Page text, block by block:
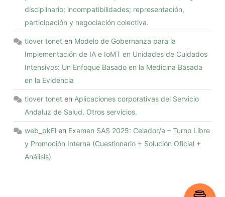
disciplinario; incompatibilidades; representación,
participación y negociación colectiva.
tlover tonet en Modelo de Gobernanza para la
Implementación de IA e IoMT en Unidades de Cuidados
Intensivos: Un Enfoque Basado en la Medicina Basada
en la Evidencia
tlover tonet en Aplicaciones corporativas del Servicio
Andaluz de Salud. Otros servicios.
web_pkEl en Examen SAS 2025: Celador/a – Turno Libre
y Promoción Interna (Cuestionario + Solución Oficial +
Análisis)